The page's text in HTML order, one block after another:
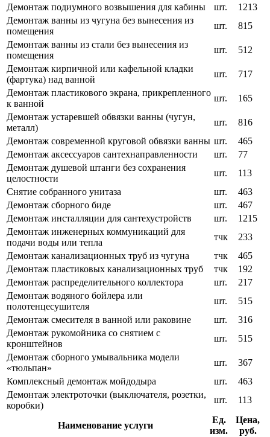
Демонтаж подиумного возвышения для кабины
шт.
1213
Демонтаж ванны из чугуна без вынесения из
помещения
шт.
815
Демонтаж ванны из стали без вынесения из
помещения
шт.
512
Демонтаж кирпичной или кафельной кладки
(фартука) над ванной
шт.
717
Демонтаж пластикового экрана, прикрепленного
к ванной
шт.
165
Демонтаж устаревшей обвязки ванны (чугун,
металл)
шт.
816
Демонтаж современной круговой обвязки ванны шт.
465
Демонтаж аксессуаров сантехнаправленности
шт.
77
Демонтаж душевой штанги без сохранения
целостности
шт.
113
Снятие собранного унитаза
шт.
463
Демонтаж сборного биде
шт.
467
Демонтаж инсталляции для сантехустройств
шт.
1215
Демонтаж инженерных коммуникаций для
подачи воды или тепла
тчк
233
Демонтаж канализационных труб из чугуна
тчк
465
Демонтаж пластиковых канализационных труб
тчк
192
Демонтаж распределительного коллектора
шт.
217
Демонтаж водяного бойлера или
полотенцесушителя
шт.
515
Демонтаж смесителя в ванной или раковине
шт.
316
Демонтаж рукомойника со снятием с
кронштейнов
шт.
515
Демонтаж сборного умывальника модели
«тюльпан»
шт.
367
Комплексный демонтаж мойдодыра
шт.
463
Демонтаж электроточки (выключателя, розетки,
коробки)
шт. 113
Наименование услуги
Ед.
изм.
Цена,
руб.